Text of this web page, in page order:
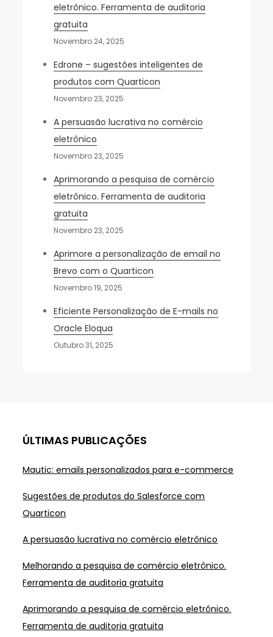
eletrônico. Ferramenta de auditoria
gratuita
Novembro 24, 2025
Edrone – sugestões inteligentes de
produtos com Quarticon
Novembro 23, 2025
A persuasão lucrativa no comércio
eletrônico
Novembro 23, 2025
Aprimorando a pesquisa de comércio
eletrônico. Ferramenta de auditoria
gratuita
Novembro 23, 2025
Aprimore a personalização de email no
Brevo com o Quarticon
Novembro 19, 2025
Eficiente Personalização de E-mails no
Oracle Eloqua
Outubro 31, 2025
ÚLTIMAS PUBLICAÇÕES
Mautic: emails personalizados para e-commerce
Sugestões de produtos do Salesforce com
Quarticon
A persuasão lucrativa no comércio eletrônico
Melhorando a pesquisa de comércio eletrônico.
Ferramenta de auditoria gratuita
Aprimorando a pesquisa de comércio eletrônico.
Ferramenta de auditoria gratuita